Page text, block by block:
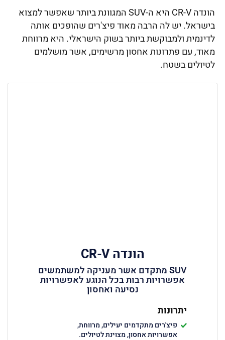
הונדה CR-V היא ה-SUV המגוונת ביותר שאפשר למצוא
בישראל. יש לה הרבה מאוד פיצ'רים שהופכים אותה
לדינמית ולמבוקשת ביותר בשוק הישראלי. היא מרווחת
מאוד, עם פתרונות אחסון מרשימים, אשר מושלמים
לטיולים בשטח.
הונדה CR-V
SUV מתקדם אשר מעניקה למשתמשים
אפשרויות רבות בכל הנוגע לאפשרויות
נסיעה ואחסון
יתרונות
פיצ'רים מתקדמים יעילים, מרווחת,
אפשרויות אחסון, מצוינת לטיולים.